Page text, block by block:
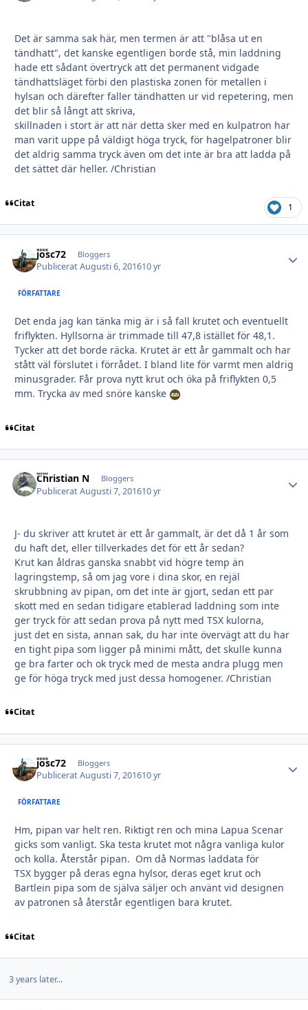
Det är samma sak här, men termen är att "blåsa ut en
tändhatt", det kanske egentligen borde stå, min laddning
hade ett sådant övertryck att det permanent vidgade
tändhattsläget förbi den plastiska zonen för metallen i
hylsan och därefter faller tändhatten ur vid repetering, men
det blir så långt att skriva,
skillnaden i stort är att när detta sker med en kulpatron har
man varit uppe på väldigt höga tryck, för hagelpatroner blir
det aldrig samma tryck även om det inte är bra att ladda på
det sättet där heller. /Christian
Citat 1
josc72 Bloggers
PubliceratAugusti 6, 201610 yr
FÖRFATTARE
Det enda jag kan tänka mig är i så fall krutet och eventuellt
friflykten. Hyllsorna är trimmade till 47,8 istället för 48,1.
Tycker att det borde räcka. Krutet är ett år gammalt och har
stått väl förslutet i förrådet. I bland lite för varmt men aldrig
minusgrader. Får prova nytt krut och öka på friflykten 0,5
mm. Trycka av med snöre kanske
Citat
Christian N Bloggers
PubliceratAugusti 7, 201610 yr
J- du skriver att krutet är ett år gammalt, är det då 1 år som
du haft det, eller tillverkades det för ett år sedan?
Krut kan åldras ganska snabbt vid högre temp än
lagringstemp, så om jag vore i dina skor, en rejäl
skrubbning av pipan, om det inte är gjort, sedan ett par
skott med en sedan tidigare etablerad laddning som inte
ger tryck för att sedan prova på nytt med TSX kulorna,
just det en sista, annan sak, du har inte övervägt att du har
en tight pipa som ligger på minimi mått, det skulle kunna
ge bra farter och ok tryck med de mesta andra plugg men
ge för höga tryck med just dessa homogener. /Christian
Citat
josc72 Bloggers
PubliceratAugusti 7, 201610 yr
FÖRFATTARE
Hm, pipan var helt ren. Riktigt ren och mina Lapua Scenar
gicks som vanligt. Ska testa krutet mot några vanliga kulor
och kolla. Återstår pipan. Om då Normas laddata för
TSX bygger på deras egna hylsor, deras eget krut och
Bartlein pipa som de själva säljer och använt vid designen
av patronen så återstår egentligen bara krutet.
Citat
3 years later...